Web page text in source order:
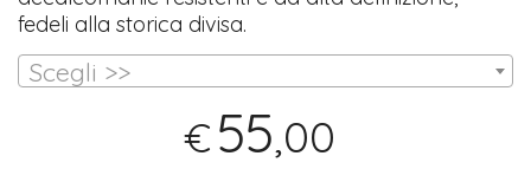
fedeli alla storica divisa.
Scegli >>
€55,00